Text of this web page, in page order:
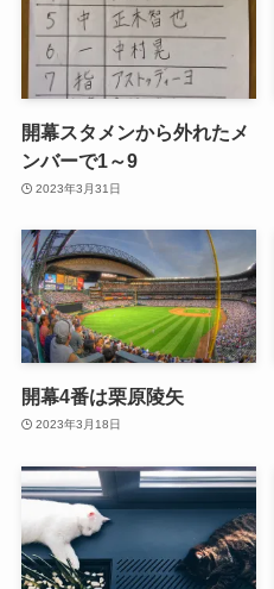
開幕スタメンから外れたメ
ンバーで1～9
2023年3月31日
開幕4番は栗原陵矢
2023年3月18日